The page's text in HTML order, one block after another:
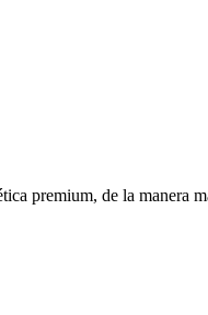
premium, de la manera